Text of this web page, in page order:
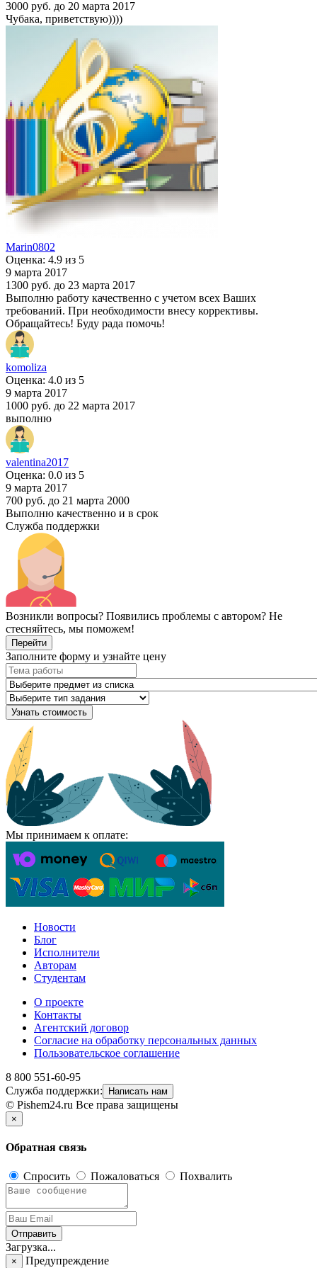
3000 руб. до 20 марта 2017
Чубака, приветствую))))
Marin0802
Оценка: 4.9 из 5
9 марта 2017
1300 руб. до 23 марта 2017
Выполню работу качественно с учетом всех Ваших
требований. При необходимости внесу коррективы.
Обращайтесь! Буду рада помочь!
komoliza
Оценка: 4.0 из 5
9 марта 2017
1000 руб. до 22 марта 2017
выполню
valentina2017
Оценка: 0.0 из 5
9 марта 2017
700 руб. до 21 марта 2000
Выполню качественно и в срок
Служба поддержки
Возникли вопросы? Появились проблемы с автором? Не
стесняйтесь, мы поможем!
Перейти
Заполните форму и узнайте цену
Узнать стоимость
Мы принимаем к оплате:
Новости
Блог
Исполнители
Авторам
Студентам
О проекте
Контакты
Агентский договор
Согласие на обработку персональных данных
Пользовательское соглашение
8 800 551-60-95
Служба поддержки:
Написать нам
© Pishem24.ru Все права защищены
×
Обратная связь
Спросить Пожаловаться Похвалить
Отправить
Загрузка...
×
Предупреждение